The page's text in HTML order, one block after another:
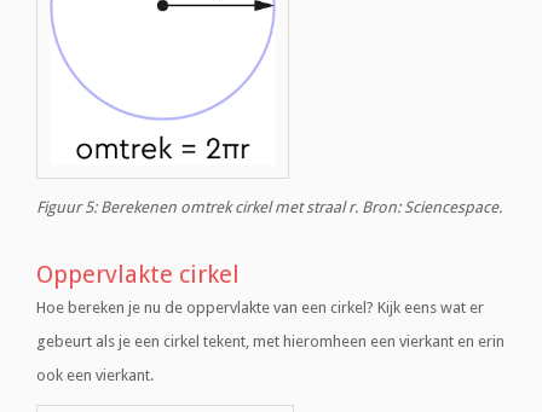
Figuur 5: Berekenen omtrek cirkel met straal r. Bron: Sciencespace.
Oppervlakte cirkel
Hoe bereken je nu de oppervlakte van een cirkel? Kijk eens wat er
gebeurt als je een cirkel tekent, met hieromheen een vierkant en erin
ook een vierkant.